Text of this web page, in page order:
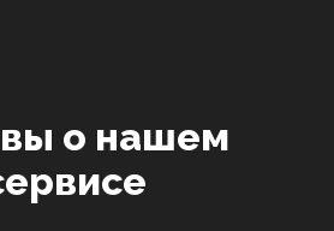
о нашем